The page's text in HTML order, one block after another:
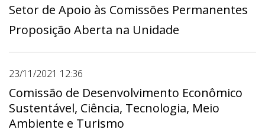
Setor de Apoio às Comissões Permanentes
Proposição Aberta na Unidade
23/11/2021 12:36
Comissão de Desenvolvimento Econômico
Sustentável, Ciência, Tecnologia, Meio
Ambiente e Turismo